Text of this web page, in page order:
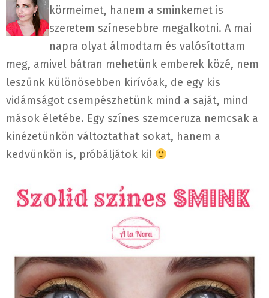
körmeimet, hanem a sminkemet is
szeretem színesebbre megalkotni. A mai
napra olyat álmodtam és valósítottam
meg, amivel bátran mehetünk emberek közé, nem
leszünk különösebben kirívóak, de egy kis
vidámságot csempészhetünk mind a saját, mind
mások életébe. Egy színes szemceruza nemcsak a
kinézetünkön változtathat sokat, hanem a
kedvünkön is, próbáljátok ki!